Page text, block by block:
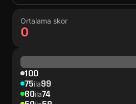
Ortalama skor
0
100
75ila99
60ila74